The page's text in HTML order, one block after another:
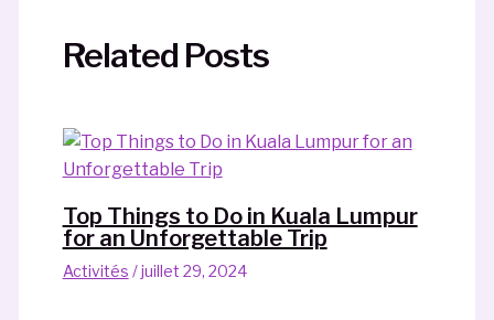
Related Posts
Top Things to Do in Kuala Lumpur
for an Unforgettable Trip
Activités /juillet 29, 2024